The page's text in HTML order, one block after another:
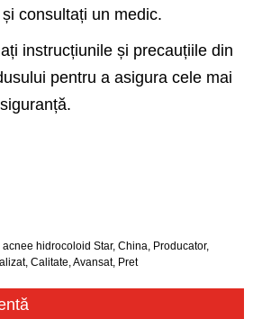
consultați un medic.
instrucțiunile și precauțiile din
pentru a asigura cele mai
acnee hidrocoloid Star, China, Producator,
Calitate, Avansat, Pret